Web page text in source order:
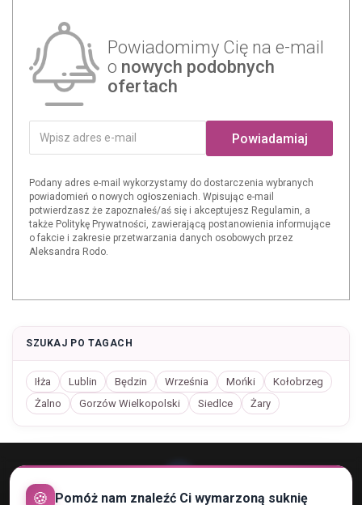
Powiadomimy Cię na e-mail
o nowych podobnych
ofertach
Powiadamiaj
Podany adres e-mail wykorzystamy do dostarczenia wybranych
powiadomień o nowych ogłoszeniach. Wpisując e-mail
potwierdzasz że zapoznałeś/aś się i akceptujesz Regulamin, a
także Politykę Prywatności, zawierającą postanowienia informujące
o fakcie i zakresie przetwarzania danych osobowych przez
Aleksandra Rodo.
SZUKAJ PO TAGACH
Iłża Lublin Będzin Września Mońki
Kołobrzeg
Żalno
Gorzów Wielkopolski Siedlce Żary
🍪 Pomóż nam znaleźć Ci wymarzoną suknię